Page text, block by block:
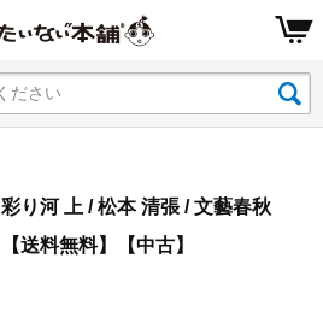
彩り河 上 / 松本 清張 / 文藝春秋
【送料無料】【中古】